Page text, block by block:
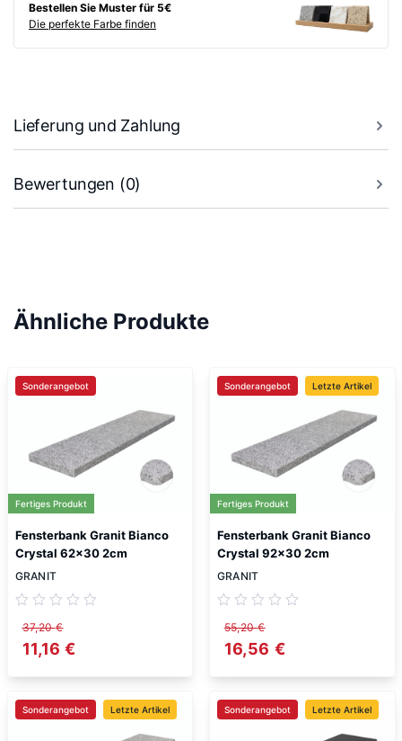
Bestellen Sie Muster für 5€
Die perfekte Farbe finden
Lieferung und Zahlung
Bewertungen (0)
Ähnliche Produkte
Sonderangebot
Fertiges Produkt
Fensterbank Granit Bianco
Crystal 62×30 2cm
GRANIT
37,20€
Ursprünglicher Preis war: 37,20 €
11,16 € Aktueller Preis ist: 11,16 €.
Sonderangebot Letzte Artikel
Fertiges Produkt
Fensterbank Granit Bianco
Crystal 92×30 2cm
GRANIT
55,20€
Ursprünglicher Preis
16,56 €Aktueller
Sonderangebot Letzte Artikel Sonderangebot Letzte Artikel